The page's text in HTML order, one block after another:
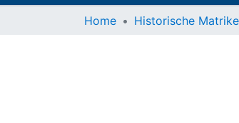
Home Historische